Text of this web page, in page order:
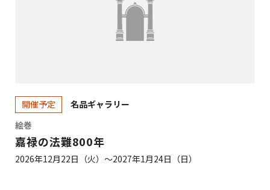
開催予定
名品ギャラリー
絵巻
嘉禄の法難800年
2026年12月22日（火）～2027年1月24日（日）